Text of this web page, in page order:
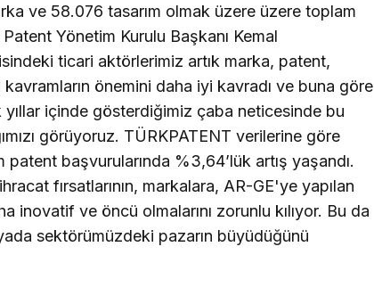
ve 58.076 tasarım olmak üzere üzere toplam
Yönetim Kurulu Başkanı Kemal
ticari aktörlerimiz artık marka, patent,
önemini daha iyi kavradı ve buna göre
içinde gösterdiğimiz çaba neticesinde bu
görüyoruz. TÜRKPATENT verilerine göre
patent başvurularında %3,64’lük artış yaşandı.
fırsatlarının, markalara, AR-GE'ye yapılan
inovatif ve öncü olmalarını zorunlu kılıyor. Bu da
sektörümüzdeki pazarın büyüdüğünü